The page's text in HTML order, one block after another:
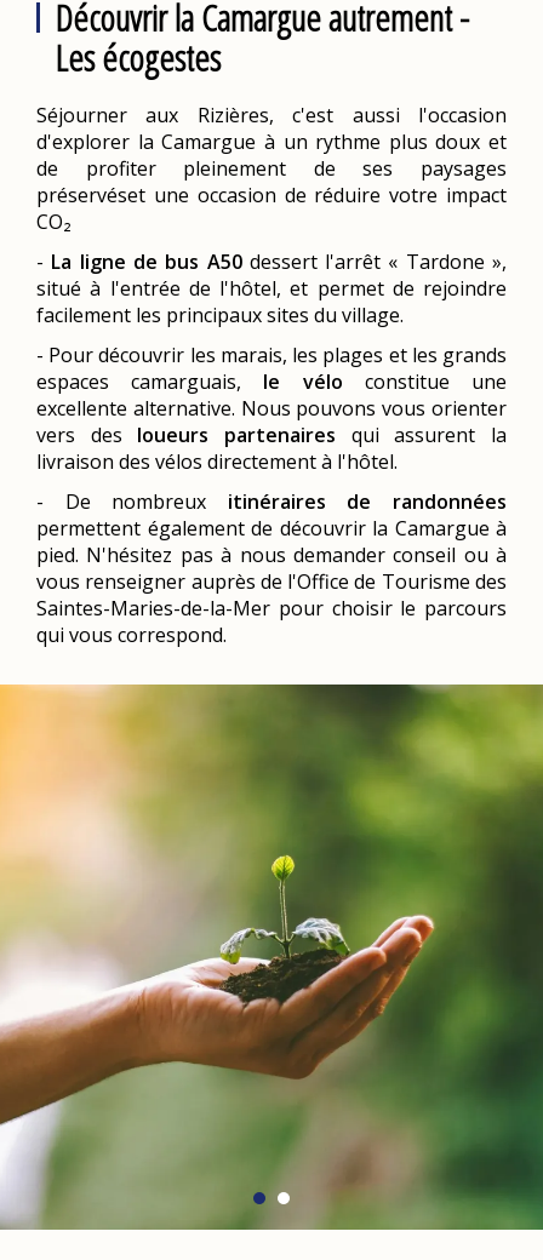
Découvrir la Camargue autrement -
Les écogestes
Séjourner aux Rizières, c'est aussi l'occasion
d'explorer la Camargue à un rythme plus doux et
de profiter pleinement de ses paysages
préservéset une occasion de réduire votre impact
CO₂
- La ligne de bus A50dessert l'arrêt « Tardone »,
situé à l'entrée de l'hôtel, et permet de rejoindre
facilement les principaux sites du village.
- Pour découvrir les marais, les plages et les grands
espaces camarguais, le vélo constitue une
excellente alternative. Nous pouvons vous orienter
vers des loueurs partenaires qui assurent la
livraison des vélos directement à l'hôtel.
- De nombreux itinéraires de randonnées
permettent également de découvrir la Camargue à
pied. N'hésitez pas à nous demander conseil ou à
vous renseigner auprès de l'Office de Tourisme des
Saintes-Maries-de-la-Mer pour choisir le parcours
qui vous correspond.